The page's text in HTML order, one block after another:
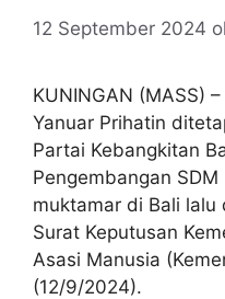
12 September 2024
KUNINGAN (MASS)
Yanuar Prihatin
Partai Kebangkitan
Pengembangan
muktamar di Bali
Surat Keputusan
Asasi Manusia
(12/9/2024).